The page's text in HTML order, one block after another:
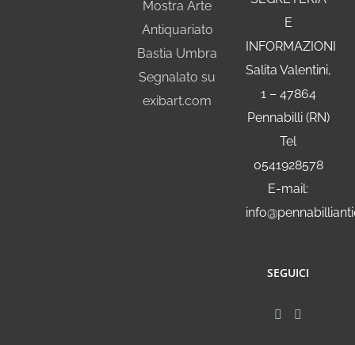
Mostra Arte
Antiquariato
Bastia Umbra
Segnalato su
exibart.com
E
INFORMAZIONI
Salita Valentini,
1 – 47864
Pennabilli (RN)
Tel
0541928578
E-mail:
SEGUICI